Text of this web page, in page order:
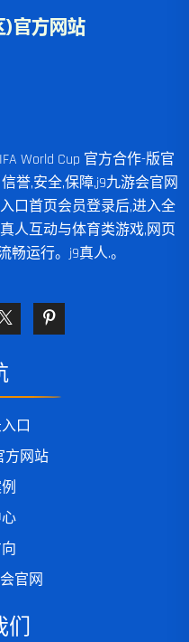
World Cup 官方合作-版官
誉,安全,保障,j9九游会官网
口首页会员登录后,进入全
人互动与体育类游戏,网页
畅运行。j9真人.。
口
方网站
官网
们